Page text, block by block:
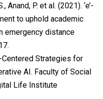
Anand, P. et al. (2021). ‘e’-
to uphold academic
emergency distance
Centered Strategies for
AI. Faculty of Social
Life Institute